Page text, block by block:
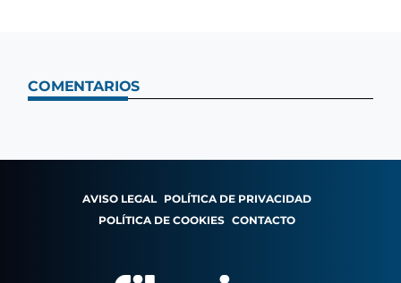
COMENTARIOS
AVISO LEGAL POLÍTICA DE PRIVACIDAD
POLÍTICA DE COOKIES CONTACTO